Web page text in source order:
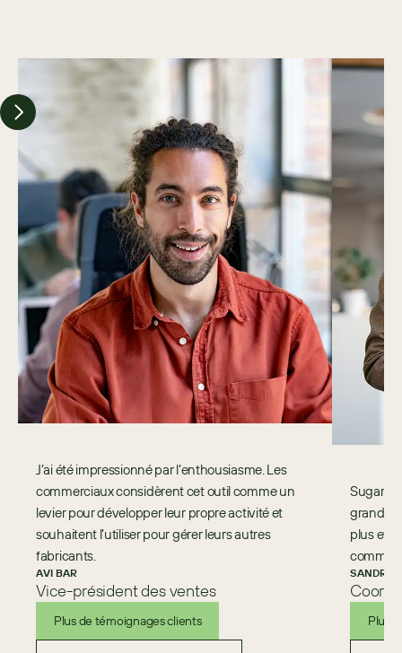
J’ai été impressionné par l’enthousiasme. Les
commerciaux considèrent cet outil comme un
levier pour développer leur propre activité et
souhaitent l’utiliser pour gérer leurs autres
fabricants.
AVI BAR
Vice-président des ventes
Plus de témoignages clients
Sugar
grande
plus
SANDRA
Plus